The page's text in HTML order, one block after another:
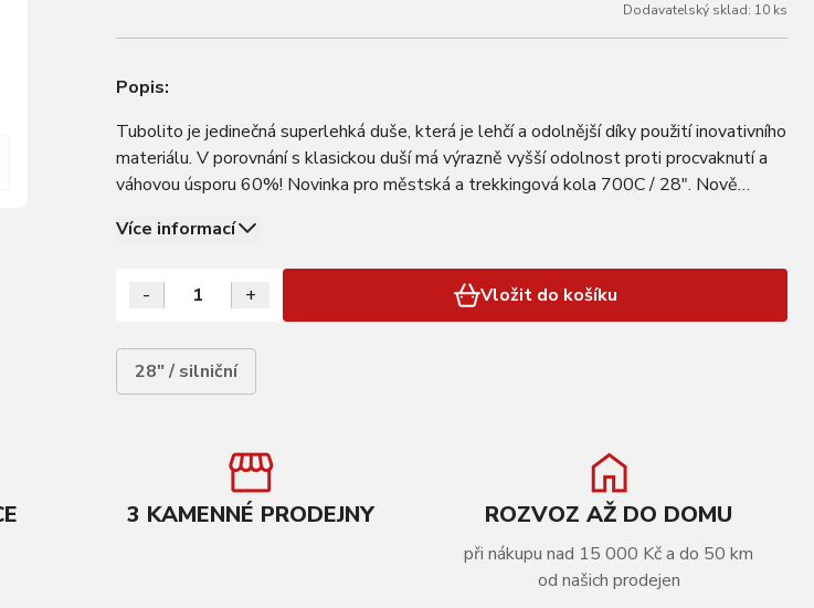
Dodavatelský sklad: 10 ks
Popis:
Tubolito je jedinečná superlehká duše, která je lehčí a odolnější díky použití inovativního
materiálu. V porovnání s klasickou duší má výrazně vyšší odolnost proti procvaknutí a
váhovou úsporu 60%! Novinka pro městská a trekkingová kola 700C / 28". Nově
Více informací
- + Vložit do košíku
28" / silniční
3 KAMENNÉ PRODEJNY ROZVOZ AŽ DO DOMU
při nákupu nad 15 000 Kč a do 50 km
od našich prodejen